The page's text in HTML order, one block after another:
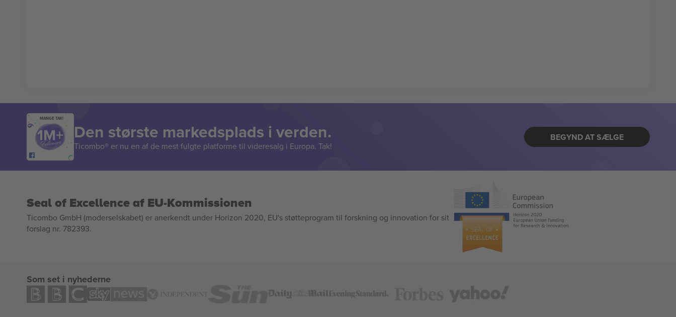
MANGE TAK!
Den største markedsplads i verden.
Ticombo® er nu en af de mest fulgte platforme til videresalg i Europa. Tak!
BEGYND AT SÆLGE
Seal of Excellence af EU-Kommissionen
Ticombo GmbH (moderselskabet) er anerkendt under Horizon 2020, EU's støtteprogram til forskning og innovation for sit
forslag nr. 782393.
Som set i nyhederne